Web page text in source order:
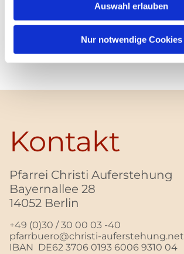
Auswahl erlauben
Nur notwendige Cookies
Kontakt
Pfarrei Christi Auferstehung
Bayernallee 28
14052 Berlin
+49 (0)30 / 30 00 03 -40
pfarrbuero@christi-auferstehung.net
IBAN DE62 3706 0193 6006 9310 04